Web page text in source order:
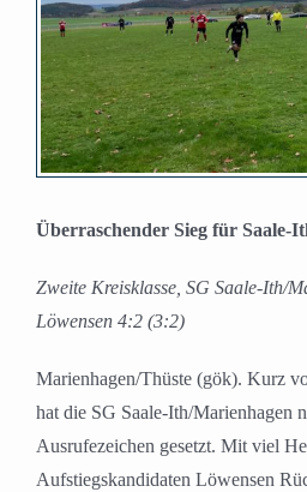
Überraschender Sieg für Saale-
Zweite Kreisklasse, SG Saale-Ith/
Löwensen 4:2 (3:2)
Marienhagen/Thüste (gök). Kurz
hat die SG Saale-Ith/Marienhagen
Ausrufezeichen gesetzt. Mit viel
Aufstiegskandidaten Löwensen